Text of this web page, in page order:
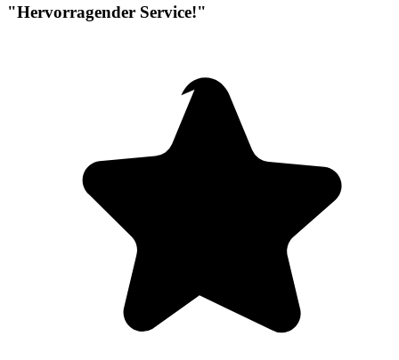
"Hervorragender Service!"